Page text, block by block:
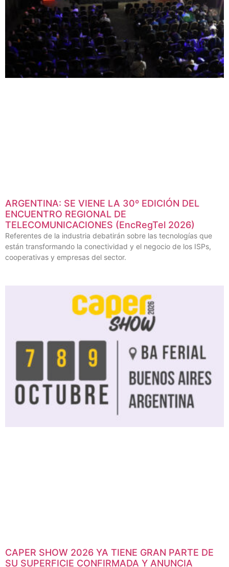
ARGENTINA: SE VIENE LA 30º EDICIÓN DEL
ENCUENTRO REGIONAL DE
TELECOMUNICACIONES (EncRegTel 2026)
Referentes de la industria debatirán sobre las tecnologías que
están transformando la conectividad y el negocio de los ISPs,
cooperativas y empresas del sector.
CAPER SHOW 2026 YA TIENE GRAN PARTE DE
SU SUPERFICIE CONFIRMADA Y ANUNCIA